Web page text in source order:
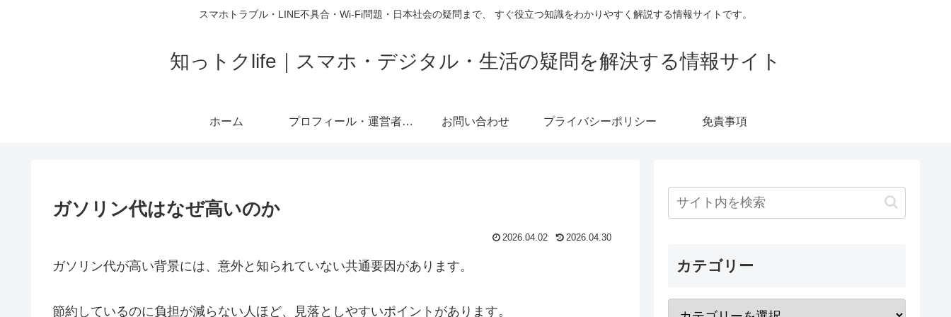
スマホトラブル・LINE不具合・Wi-Fi問題・日本社会の疑問まで、 すぐ役立つ知識をわかりやすく解説する情報サイトです。
知っトクlife｜スマホ・デジタル・生活の疑問を解決する情報サイト
ホーム プロフィール・運営者情報 お問い合わせ プライバシーポリシー 免責事項
ガソリン代はなぜ高いのか
2026.04.02 2026.04.30
ガソリン代が高い背景には、意外と知られていない共通要因があります。
節約しているのに負担が減らない人ほど、見落としやすいポイントがあります。
カテゴリー